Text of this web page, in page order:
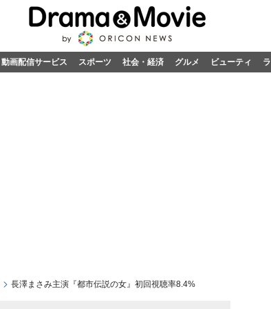
動画配信サービス スポーツ 社会・経済 グルメ ビューティ
長澤まさみ主演『都市伝説の女』初回視聴率8.4%